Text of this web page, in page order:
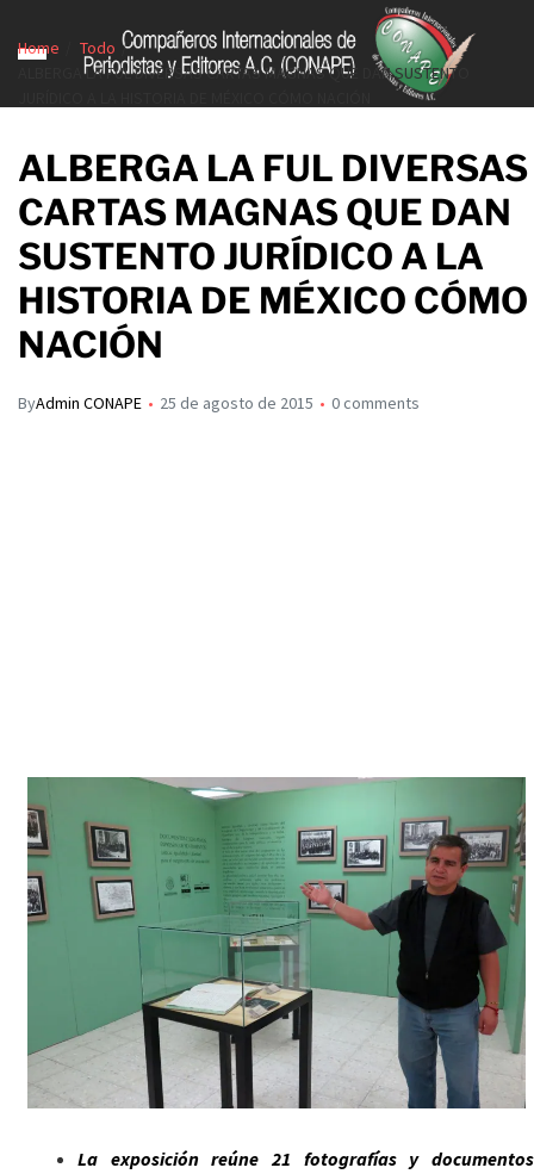
Home
Todo
ALBERGA LA FUL DIVERSAS CARTAS MAGNAS QUE DAN SUSTENTO
ALBERGA LA FUL DIVERSAS
CARTAS MAGNAS QUE DAN
SUSTENTO JURÍDICO A LA
HISTORIA DE MÉXICO CÓMO
NACIÓN
ByAdmin CONAPE 25 de agosto de 2015 0 comments
La exposición reúne 21 fotografías y documentos